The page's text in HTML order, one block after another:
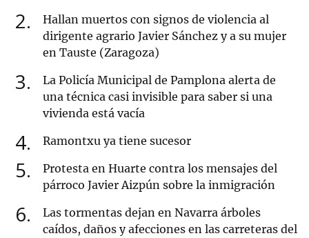
2
Hallan muertos con signos de violencia al
dirigente agrario Javier Sánchez y a su mujer
en Tauste (Zaragoza)
3
La Policía Municipal de Pamplona alerta de
una técnica casi invisible para saber si una
vivienda está vacía
4 Ramontxu ya tiene sucesor
5
Protesta en Huarte contra los mensajes del
párroco Javier Aizpún sobre la inmigración
6
Las tormentas dejan en Navarra árboles
caídos, daños y afecciones en las carreteras del